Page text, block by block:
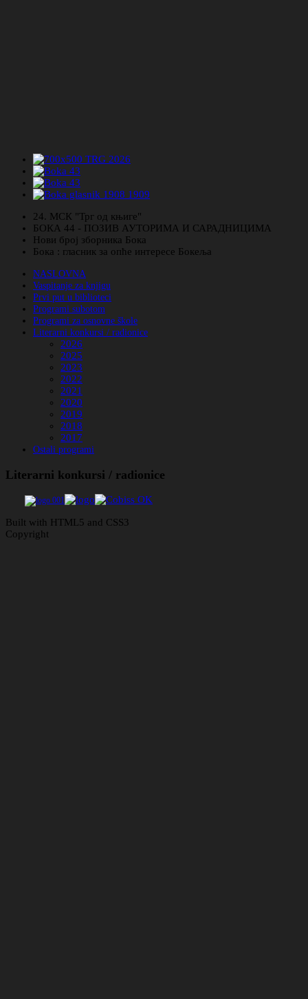
24. МСК "Трг од књиге"
БОКА 44 - ПОЗИВ АУТОРИМА И САРАДНИЦИМА
Нови број зборника Бока
Бока : гласник за опће интересе Бокеља
NASLOVNA
Vaspitanje za knjigu
Prvi put u biblioteci
Programi subotom
Programi za osnovne škole
Literarni konkursi / radionice
2026
2025
2023
2022
2021
2020
2019
2018
2017
Ostali programi
Literarni konkursi / radionice
Built with HTML5 and CSS3
Copyright